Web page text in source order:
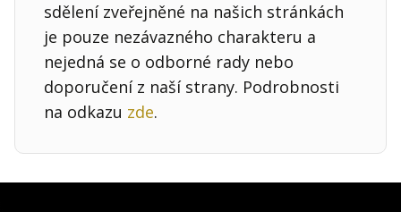
sdělení zveřejněné na našich stránkách
je pouze nezávazného charakteru a
nejedná se o odborné rady nebo
doporučení z naší strany. Podrobnosti
na odkazu zde.